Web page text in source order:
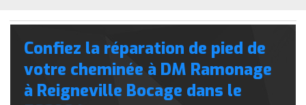
Confiez la réparation de pied de
votre cheminée à DM Ramonage
à Reigneville Bocage dans le